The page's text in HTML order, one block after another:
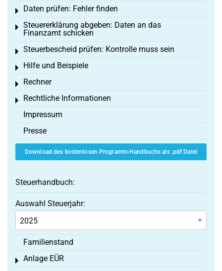
Daten prüfen: Fehler finden
Toggle menu
Steuererklärung abgeben: Daten an das
Finanzamt schicken
Toggle menu
Steuerbescheid prüfen: Kontrolle muss sein
Toggle menu
Hilfe und Beispiele
Toggle menu
Rechner
Toggle menu
Rechtliche Informationen
Toggle menu
Impressum
Presse
Download des kostenlosen Programm-Handbuchs als .pdf Datei
Steuerhandbuch:
Auswahl Steuerjahr:
Familienstand
Anlage EÜR
Toggle menu